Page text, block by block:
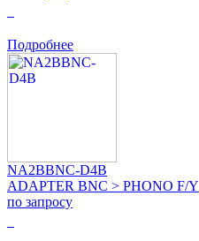
Подробнее
NA2BBNC-D4B
ADAPTER BNC > PHONO F/Y
по запросу